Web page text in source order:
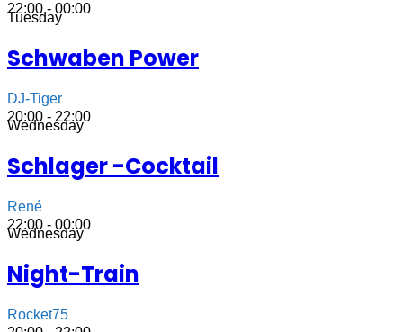
22:00 - 00:00
Tuesday
Schwaben Power
DJ-Tiger
20:00 - 22:00
Wednesday
Schlager -Cocktail
René
22:00 - 00:00
Wednesday
Night-Train
Rocket75